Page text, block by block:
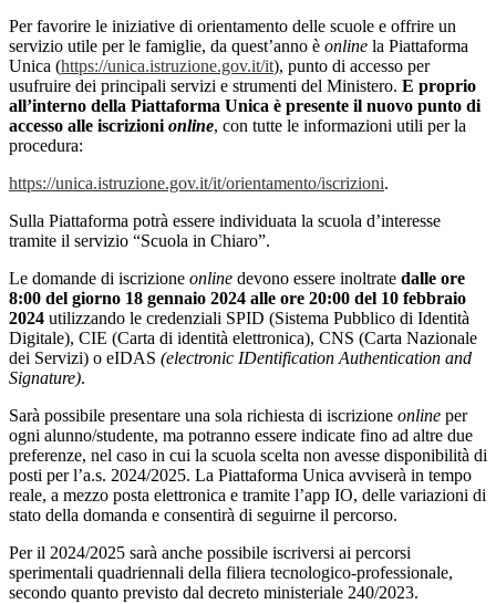
Per favorire le iniziative di orientamento delle scuole e offrire un
servizio utile per le famiglie, da quest’anno è online la Piattaforma
Unica (https://unica.istruzione.gov.it/it), punto di accesso per
usufruire dei principali servizi e strumenti del Ministero. E proprio
all’interno della Piattaforma Unica è presente il nuovo punto di
accesso alle iscrizioni online, con tutte le informazioni utili per la
procedura:
https://unica.istruzione.gov.it/it/orientamento/iscrizioni.
Sulla Piattaforma potrà essere individuata la scuola d’interesse
tramite il servizio “Scuola in Chiaro”.
Le domande di iscrizione online devono essere inoltrate dalle ore
8:00 del giorno 18 gennaio 2024 alle ore 20:00 del 10 febbraio
2024 utilizzando le credenziali SPID (Sistema Pubblico di Identità
Digitale), CIE (Carta di identità elettronica), CNS (Carta Nazionale
dei Servizi) o eIDAS (electronic IDentification Authentication and
Signature).
Sarà possibile presentare una sola richiesta di iscrizione online per
ogni alunno/studente, ma potranno essere indicate fino ad altre due
preferenze, nel caso in cui la scuola scelta non avesse disponibilità di
posti per l’a.s. 2024/2025. La Piattaforma Unica avviserà in tempo
reale, a mezzo posta elettronica e tramite l’app IO, delle variazioni di
stato della domanda e consentirà di seguirne il percorso.
Per il 2024/2025 sarà anche possibile iscriversi ai percorsi
sperimentali quadriennali della filiera tecnologico-professionale,
secondo quanto previsto dal decreto ministeriale 240/2023.